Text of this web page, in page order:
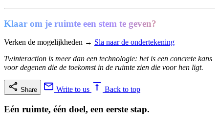
Klaar om je ruimte een stem te geven?
Verken de mogelijkheden → Sla naar de ondertekening
Twinteraction is meer dan een technologie: het is een concrete kans
voor degenen die de toekomst in de ruimte zien die voor hen ligt.
Share Write to us Back to top
Eén ruimte, één doel, een eerste stap.